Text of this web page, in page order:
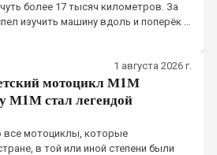
более 17 тысяч километров. За
изучить машину вдоль и поперёк —
1 августа 2026 г.
мотоцикл М1М
М1М стал легендой
все мотоциклы, которые
в той или иной степени были